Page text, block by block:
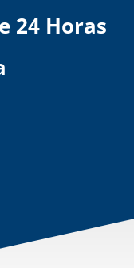
24 Horas